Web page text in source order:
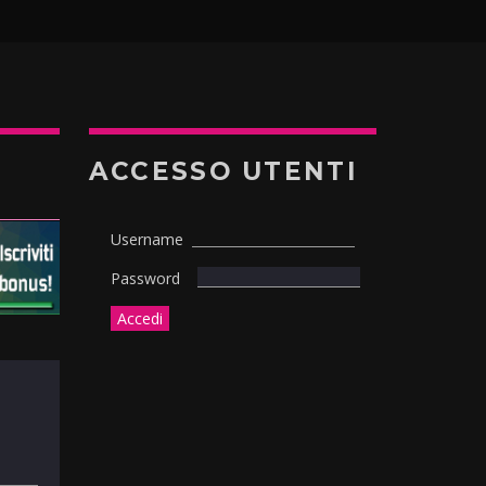
ACCESSO UTENTI
Username
Password